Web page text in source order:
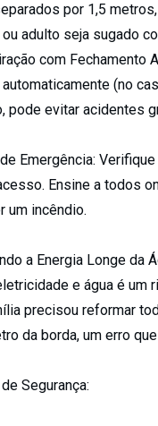
por 1,5
adulto seja sugado
com Fechamento
(no
pode evitar acidentes
Emergência:
Ensine a todos
um incêndio.
a Energia Longe da
e água é um
precisou reformar
da borda, um erro
Segurança: